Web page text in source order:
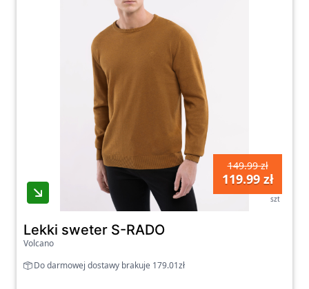
Volcano – ubrania na dłużej, które łączą pasję,
jakość i styl. Produkty Volcano możesz
przebierać także z GetLook!
149.99 zł
119.99 zł
szt
Lekki sweter S-RADO
Volcano
Do darmowej dostawy brakuje 179.01zł